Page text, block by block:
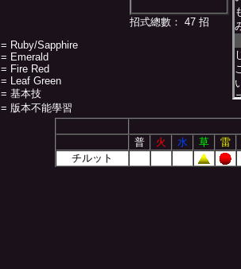
= Ruby/Sapphire
= Emerald
= Fire Red
= Leaf Green
= 基本技
= 版本不能學習
招式總數： 47 招
普 火 水 草
雷
チルット